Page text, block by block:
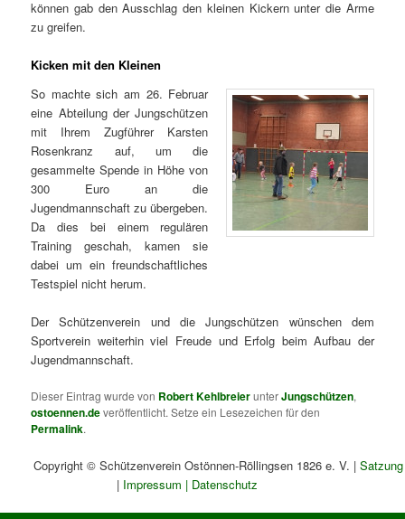
können gab den Ausschlag den kleinen Kickern unter die Arme
zu greifen.
Kicken mit den Kleinen
So machte sich am 26. Februar
eine Abteilung der Jungschützen
mit Ihrem Zugführer Karsten
Rosenkranz auf, um die
gesammelte Spende in Höhe von
300 Euro an die
Jugendmannschaft zu übergeben.
Da dies bei einem regulären
Training geschah, kamen sie
dabei um ein freundschaftliches
Testspiel nicht herum.
Der Schützenverein und die Jungschützen wünschen dem
Sportverein weiterhin viel Freude und Erfolg beim Aufbau der
Jugendmannschaft.
Dieser Eintrag wurde von Robert KehlbreierunterJungschützen,
ostoennen.deveröffentlicht. Setze ein Lesezeichen für den
Permalink.
Copyright © Schützenverein Ostönnen-Röllingsen 1826 e. V. | Satzung
| Impressum | Datenschutz